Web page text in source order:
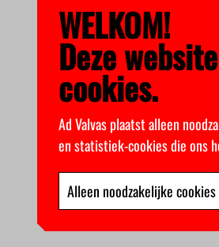
WELKOM!
Deze
cookies.
Ad Valvas plaatst alleen
en statistiek-cookies die ons
Alleen noodzakelijke cookies